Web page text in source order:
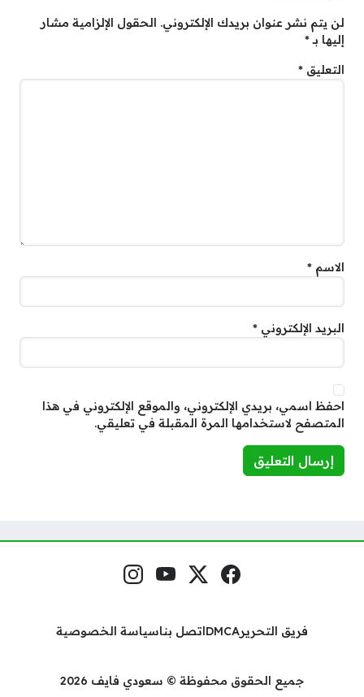
لن يتم نشر عنوان بريدك الإلكتروني. الحقول الإلزامية مشار
إليها بـ*
التعليق *
الاسم *
البريد الإلكتروني *
احفظ اسمي، بريدي الإلكتروني، والموقع الإلكتروني في هذا
المتصفح لاستخدامها المرة المقبلة في تعليقي.
مواقع التواصل فيسبوكمنصة إكس
يوتيوبإنستغرام
فريق التحريرDMCAاتصل بناسياسة الخصوصية
جميع الحقوق محفوظة © سعودي فايف 2026